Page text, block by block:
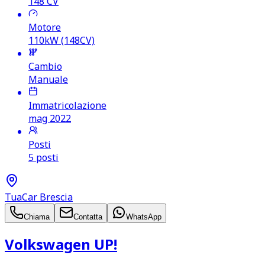
Motore
110kW (148CV)
Cambio
Manuale
Immatricolazione
mag 2022
Posti
5 posti
TuaCar Brescia
Chiama Contatta WhatsApp
Volkswagen UP!